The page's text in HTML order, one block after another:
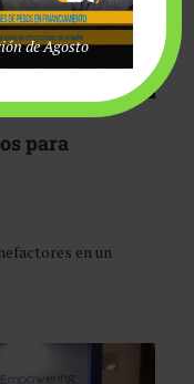
para
en un
de Agosto